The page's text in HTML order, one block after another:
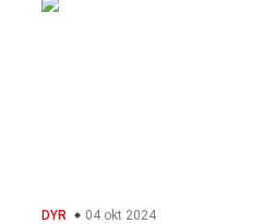
DYR 04 okt 2024